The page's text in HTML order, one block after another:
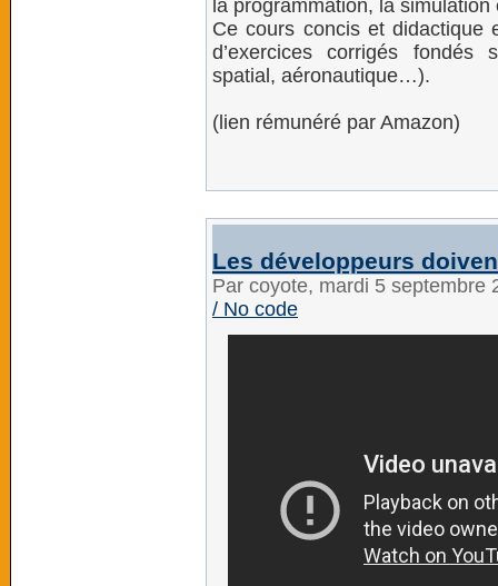
la programmation, la
Ce cours concis et didactique
d’exercices corrigés fondés
spatial, aéronautique…).
(lien rémunéré par Amazon)
Les développeurs
Par coyote, mardi 5 septembre
/ No code